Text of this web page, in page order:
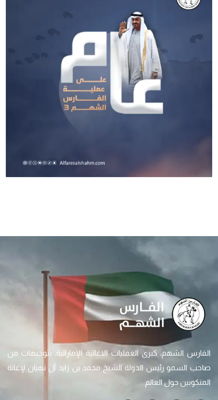
الفارس الشهم، كبرى العمليات الاغاثية الإماراتية، بتوجيهات من
صاحب السمو رئيس الدولة الشيخ محمد بن زايد آل نهيان لإغاثة
المنكوبين حول العالم